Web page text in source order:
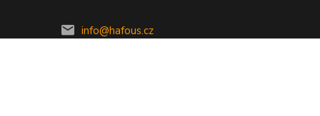
info@hafous.cz